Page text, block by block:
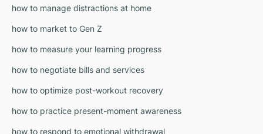
how to manage distractions at home
how to market to Gen Z
how to measure your learning progress
how to negotiate bills and services
how to optimize post-workout recovery
how to practice present-moment awareness
how to respond to emotional withdrawal